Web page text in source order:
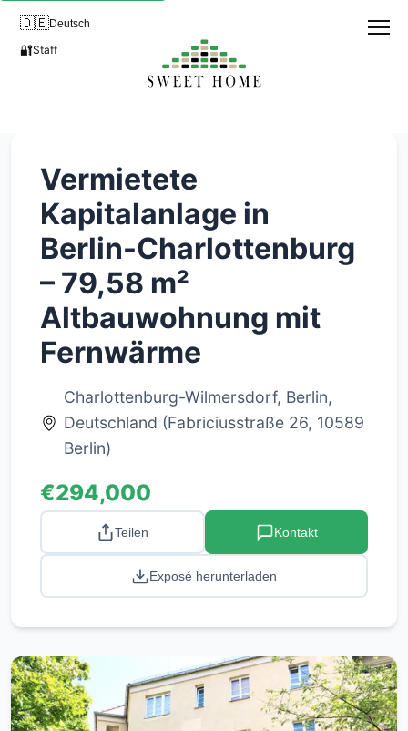
🇩🇪Deutsch
🔐Staff
Vermietete
Kapitalanlage in
Berlin-Charlottenburg
– 79,58 m²
Altbauwohnung mit
Fernwärme
Charlottenburg-Wilmersdorf, Berlin,
Deutschland (Fabriciusstraße 26, 10589
Berlin)
€294,000
Teilen Kontakt
Exposé herunterladen